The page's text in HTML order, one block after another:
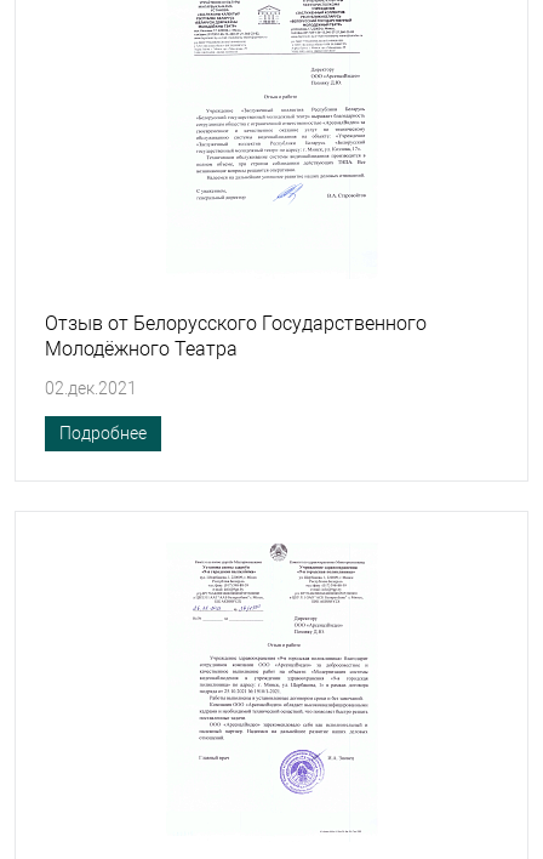
Отзыв от Белорусского Государственного
Молодёжного Театра
02.дек.2021
Подробнее